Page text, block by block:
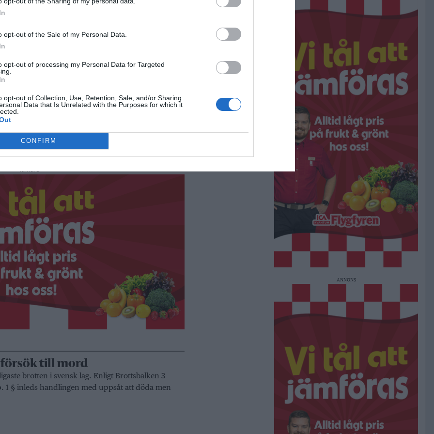
opt-out of the Sale of my Personal Data.
opt-out of processing my Personal Data for Targeted
opt-out of Collection, Use, Retention, Sale, and/or Sharing
Data that Is Unrelated with the Purposes for which it
CONFIRM
emellertid, trots att han inte längre är
till mord
brotten i svensk lag. Enligt Brottsbalken 3
1 § inleds handlingen med uppsåt att döda men
ANNONS